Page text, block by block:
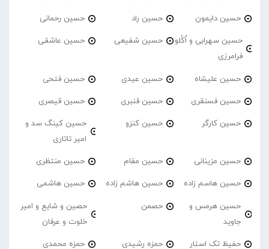
حسین دایمون حسین راد حسین رحمانی
حسین سهرابی و اُکُلو
فرامرزی
حسین شفیعی حسین عاشقی
حسین علیشاه حسین عیدی حسین فتحی
حسین فسنقری حسین قنبری حسین قیصری
حسین کارگر حسین کنزو
حسین کینگ سد و
امیر تاتاری
حسین مزینانی حسین مقام حسین منتظری
حسین هاسم زاده حسین هاشم زاده حسین هاشمی
حسین هرمس و
جاوید
حصمن
حصین و شایع و امیر
خلوت و عرفان
حفیظ تک استار حمزه رشیدی حمزه محمدی